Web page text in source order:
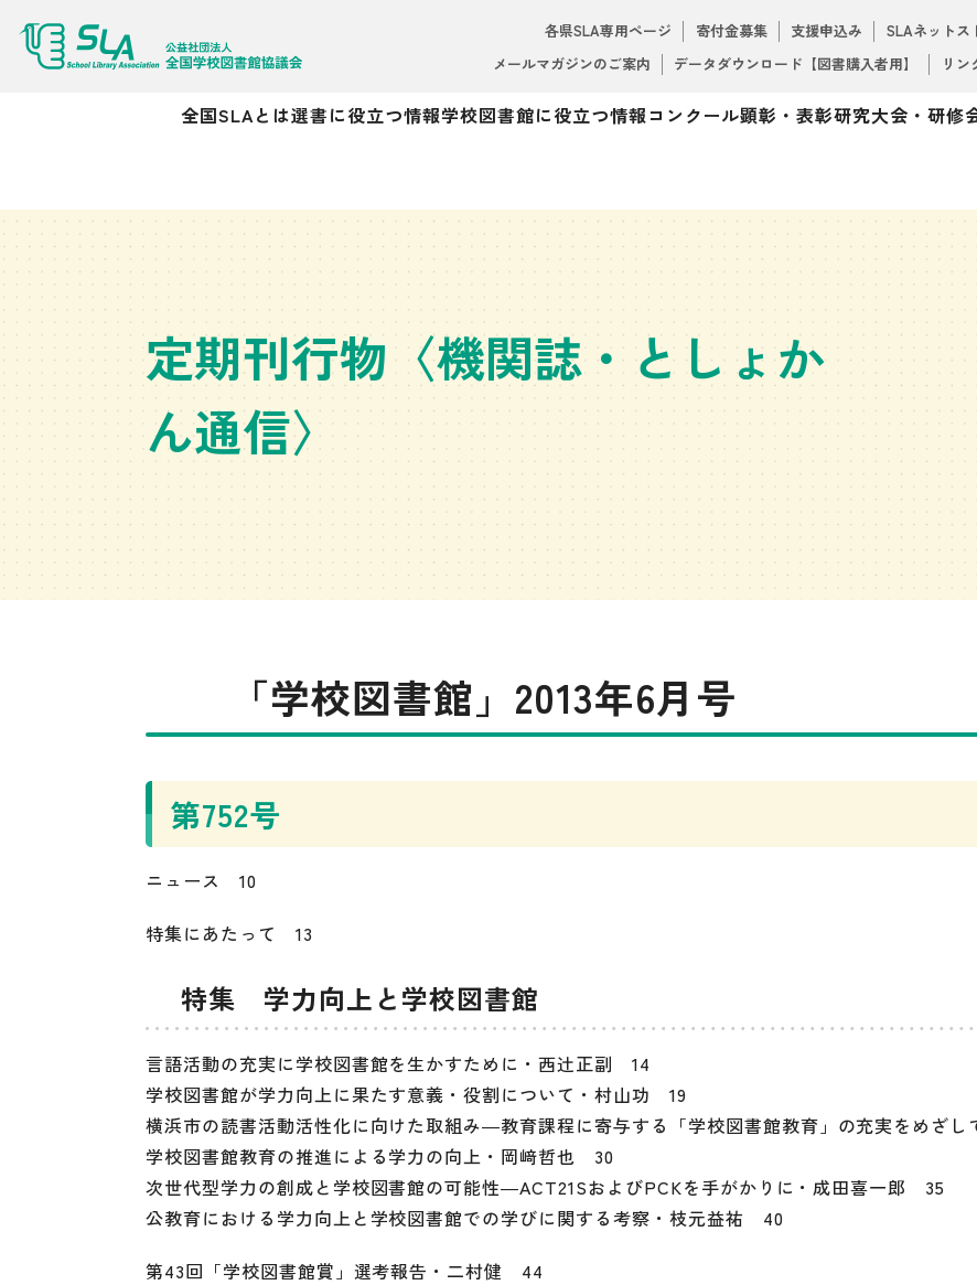
各県SLA専用ページ 寄付金募集 支援申込み SLAネットス
メールマガジンのご案内
データダウンロード【図書購入者用】 リン
全国SLAとは選書に役立つ情報学校図書館に役立つ情報コンクール顕彰・表彰研究大会・研修
定期刊行物〈機関誌・としょか
ん通信〉
「学校図書館」2013年6月号
第752号
ニュース 10
特集にあたって 13
特集 学力向上と学校図書館
言語活動の充実に学校図書館を生かすために・西辻正副 14
学校図書館が学力向上に果たす意義・役割について・村山功 19
横浜市の読書活動活性化に向けた取組み―教育課程に寄与する「学校図書館教育」の充実をめざ
学校図書館教育の推進による学力の向上・岡﨑哲也 30
次世代型学力の創成と学校図書館の可能性―ACT21SおよびPCKを手がかりに・成田喜一郎 35
公教育における学力向上と学校図書館での学びに関する考察・枝元益祐 40
第43回「学校図書館賞」選考報告・二村健 44